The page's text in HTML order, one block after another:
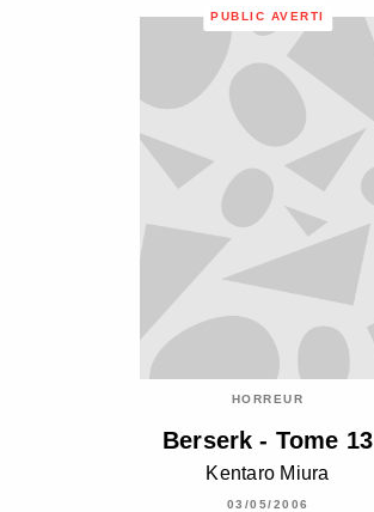
PUBLIC AVERTI
HORREUR
Berserk - Tome 13
Kentaro Miura
03/05/2006